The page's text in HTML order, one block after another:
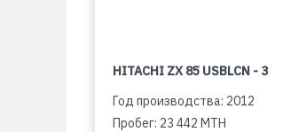
HITACHI ZX 85 USBLCN - 3
Год производства: 2012
Пробег: 23 442 MTH